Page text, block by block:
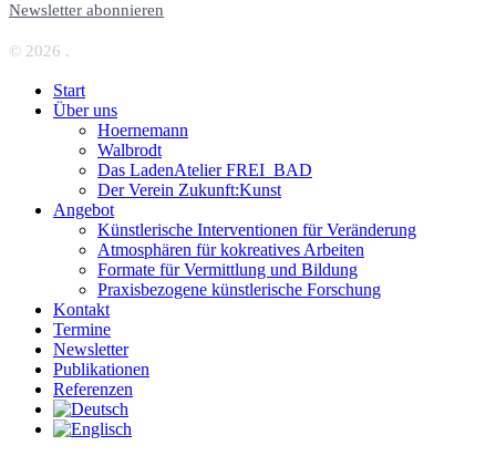
Newsletter abonnieren
© 2026 .
Start
Über uns
Hoernemann
Walbrodt
Das LadenAtelier FREI_BAD
Der Verein Zukunft:Kunst
Angebot
Künstlerische Interventionen für Veränderung
Atmosphären für kokreatives Arbeiten
Formate für Vermittlung und Bildung
Praxisbezogene künstlerische Forschung
Kontakt
Termine
Newsletter
Publikationen
Referenzen